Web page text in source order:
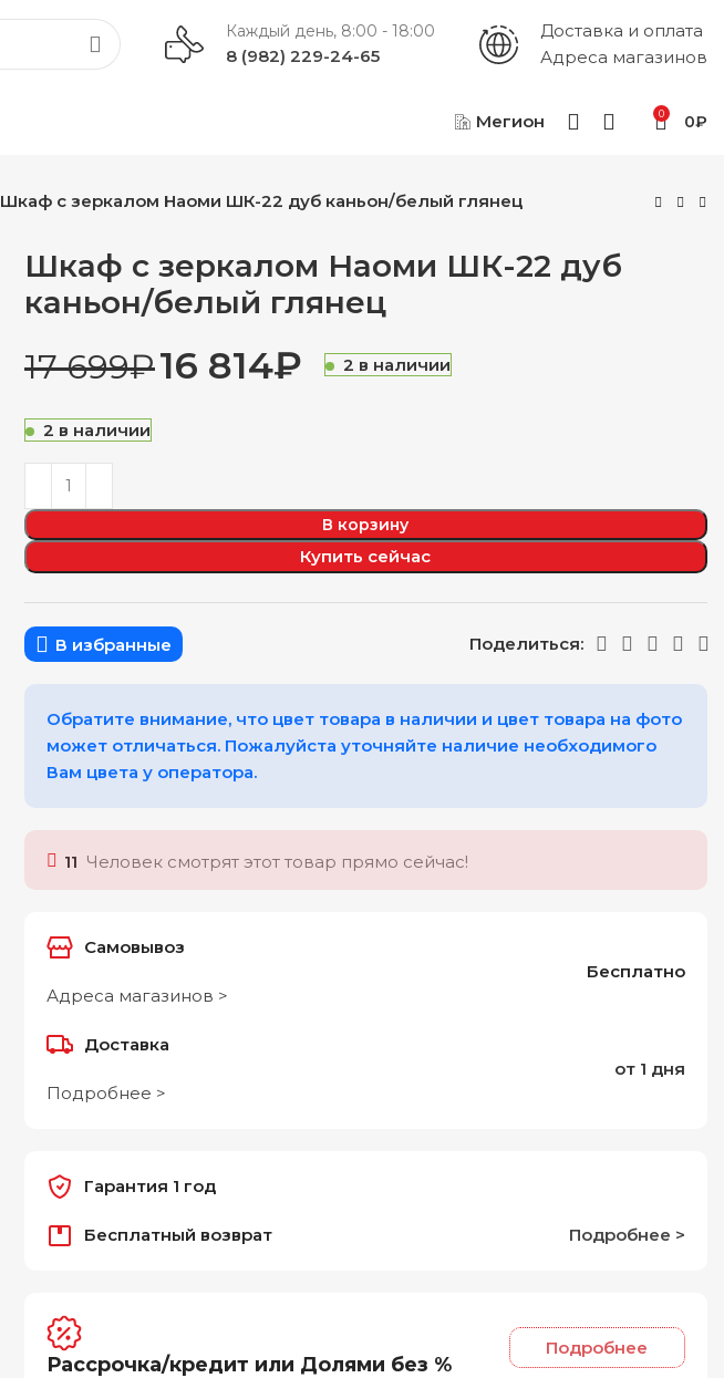
Каждый день, 8:00 - 18:00
8 (982) 229-24-65
Доставка и оплата
Адреса магазинов
Мегион 0 0₽
Шкаф с зеркалом Наоми ШК-22 дуб каньон/белый глянец
Шкаф с зеркалом Наоми ШК-22 дуб
каньон/белый глянец
17 699₽16 814₽ 2 в наличии
2 в наличии
В корзину
Купить сейчас
В избранные Поделиться:
Обратите внимание, что цвет товара в наличии и цвет товара на фото
может отличаться. Пожалуйста уточняйте наличие необходимого
Вам цвета у оператора.
11 Человек смотрят этот товар прямо сейчас!
Самовывоз
Адреса магазинов >
Бесплатно
Доставка
Подробнее >
от 1 дня
Гарантия 1 год
Бесплатный возврат Подробнее >
Рассрочка/кредит или Долями без %
Подробнее